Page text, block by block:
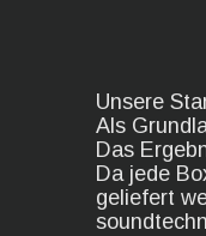
Unsere
Als
Das
Da jede
geliefert